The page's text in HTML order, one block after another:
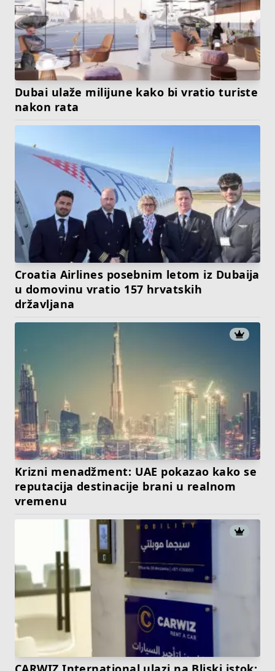
Dubai ulaže milijune kako bi vratio turiste
nakon rata
Croatia Airlines posebnim letom iz Dubaija
u domovinu vratio 157 hrvatskih
državljana
Krizni menadžment: UAE pokazao kako se
reputacija destinacije brani u realnom
vremenu